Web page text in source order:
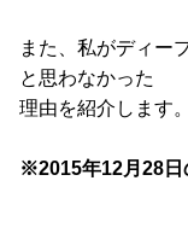
また、私がディー
と思わなかった
理由を紹介します。
※2015年12月28日